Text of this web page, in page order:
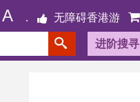
A 无障碍香港游
进阶搜寻